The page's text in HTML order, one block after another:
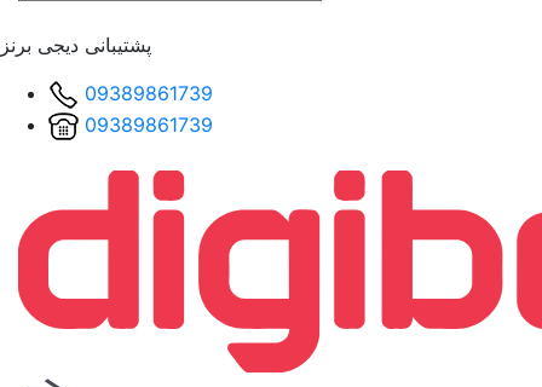
پشتیبانی دیجی برنز
09389861739
09389861739